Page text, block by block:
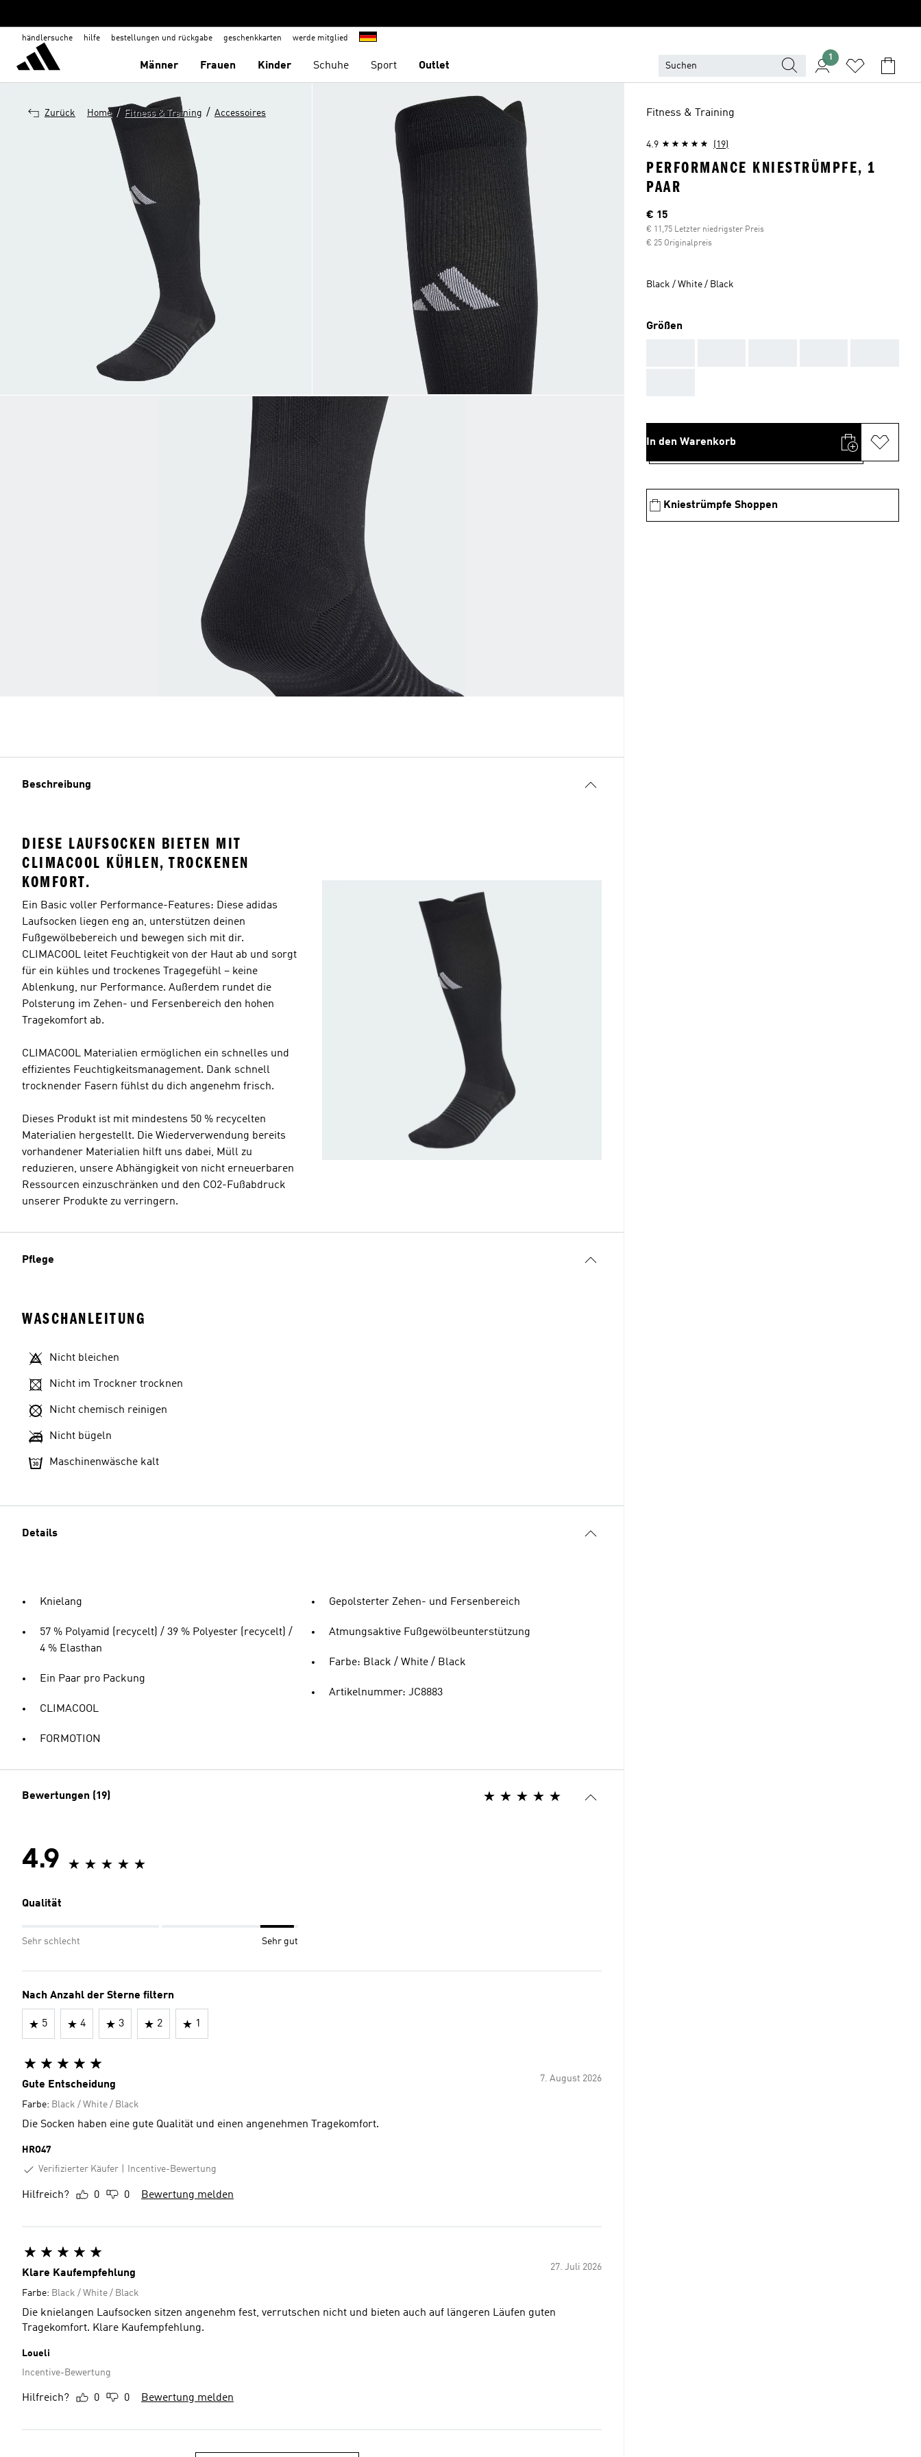
händlersuche hilfe bestellungen und rückgabe geschenkkarten werde mitglied
Männer Frauen Kinder Schuhe Sport Outlet
1
Zurück Home / Fitness & Training / Accessoires
Beschreibung
DIESE LAUFSOCKEN BIETEN MIT
CLIMACOOL KÜHLEN, TROCKENEN
KOMFORT.
Ein Basic voller Performance-Features: Diese adidas
Laufsocken liegen eng an, unterstützen deinen
Fußgewölbebereich und bewegen sich mit dir.
CLIMACOOL leitet Feuchtigkeit von der Haut ab und sorgt
für ein kühles und trockenes Tragegefühl – keine
Ablenkung, nur Performance. Außerdem rundet die
Polsterung im Zehen- und Fersenbereich den hohen
Tragekomfort ab.
CLIMACOOL Materialien ermöglichen ein schnelles und
effizientes Feuchtigkeitsmanagement. Dank schnell
trocknender Fasern fühlst du dich angenehm frisch.
Dieses Produkt ist mit mindestens 50 % recycelten
Materialien hergestellt. Die Wiederverwendung bereits
vorhandener Materialien hilft uns dabei, Müll zu
reduzieren, unsere Abhängigkeit von nicht erneuerbaren
Ressourcen einzuschränken und den CO2-Fußabdruck
unserer Produkte zu verringern.
Pflege
WASCHANLEITUNG
Nicht bleichen
Nicht im Trockner trocknen
Nicht chemisch reinigen
Nicht bügeln
Maschinenwäsche kalt
Details
Knielang
57 % Polyamid (recycelt) / 39 % Polyester (recycelt) /
4 % Elasthan
Ein Paar pro Packung
CLIMACOOL
FORMOTION
Gepolsterter Zehen- und Fersenbereich
Atmungsaktive Fußgewölbeunterstützung
Farbe: Black / White / Black
Artikelnummer: JC8883
Bewertungen (19)
4.9
Qualität
Sehr schlecht Sehr gut
Nach Anzahl der Sterne filtern
5 4 3 2 1
7. August 2026
Gute Entscheidung
Farbe: Black / White / Black
Die Socken haben eine gute Qualität und einen angenehmen Tragekomfort.
HRO47
Verifizierter Käufer
Incentive-Bewertung
Hilfreich? 0 0 Bewertung melden
27. Juli 2026
Klare Kaufempfehlung
Farbe: Black / White / Black
Die knielangen Laufsocken sitzen angenehm fest, verrutschen nicht und bieten auch auf längeren Läufen guten
Tragekomfort. Klare Kaufempfehlung.
Loueli
Incentive-Bewertung
Hilfreich? 0 0 Bewertung melden
Fitness & Training
4.9 (19)
PERFORMANCE KNIESTRÜMPFE, 1
PAAR
Aktueller Preis
€ 15
€ 11,75 Letzter niedrigster Preis
€ 25 Originalpreis
Black / White / Black
Größen
In den Warenkorb
Kniestrümpfe Shoppen